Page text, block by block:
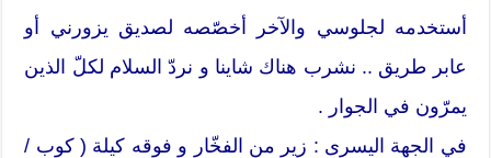
أستخدمه لجلوسي والآخر أخصّصه لصديق يزورني أو
عابر طريق .. نشرب هناك شاينا و نردّ السلام لكلّ الذين
يمرّون في الجوار .
في الجهة اليسرى : زير من الفخّار و فوقه كيلة ( كوب /